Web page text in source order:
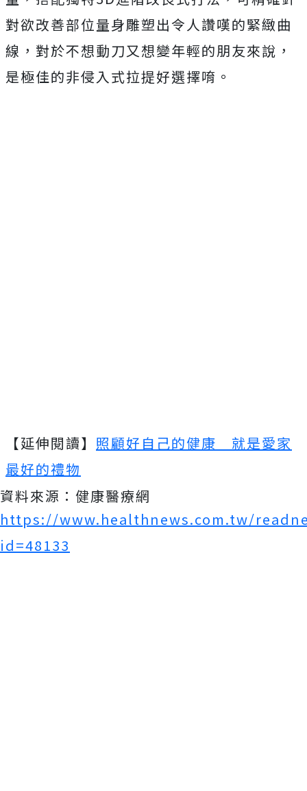
對欲改善部位量身雕塑出令人讚嘆的緊緻曲
線，對於不想動刀又想變年輕的朋友來說，
是極佳的非侵入式拉提好選擇唷。
【延伸閱讀】 照顧好自己的健康 就是愛家
最好的禮物
資料來源：健康醫療網
https://www.healthnews.com.tw/
id=48133